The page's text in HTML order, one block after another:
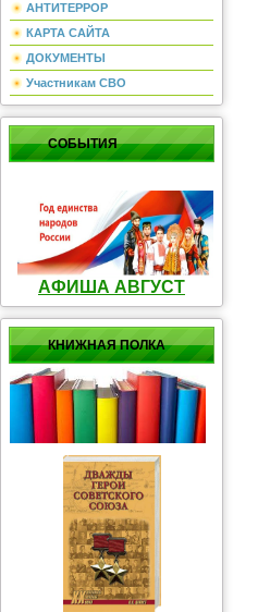
АНТИТЕРРОР
КАРТА САЙТА
ДОКУМЕНТЫ
Участникам СВО
СОБЫТИЯ
АФИША АВГУСТ
КНИЖНАЯ ПОЛКА